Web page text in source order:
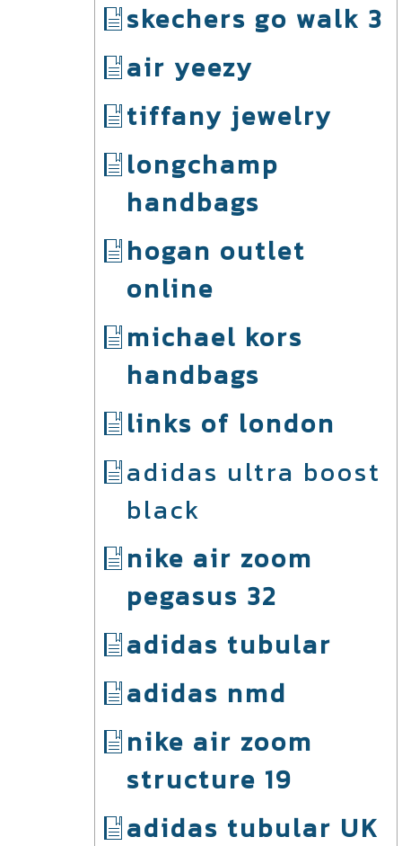
skechers go walk 3
air yeezy
tiffany jewelry
longchamp
handbags
hogan outlet
online
michael kors
handbags
links of london
adidas ultra boost
black
nike air zoom
pegasus 32
adidas tubular
adidas nmd
nike air zoom
structure 19
adidas tubular UK